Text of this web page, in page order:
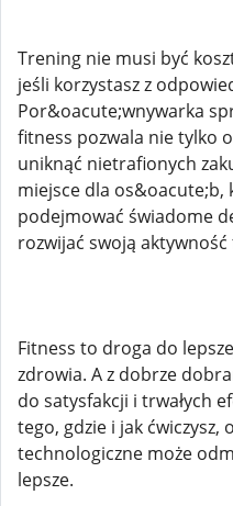
Trening nie musi być
jeśli korzystasz z
Por&oacute;wnywarka
fitness pozwala nie tylko
uniknąć nietrafionych
miejsce dla os&oacute;b,
podejmować świadome
rozwijać swoją aktywność
Fitness to droga do
zdrowia. A z dobrze
do satysfakcji i trwałych
tego, gdzie i jak
technologiczne może
lepsze.